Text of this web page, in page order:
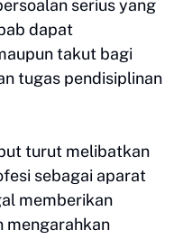
serius yang
dapat
takut bagi
tugas pendisiplinan
turut melibatkan
sebagai aparat
memberikan
mengarahkan